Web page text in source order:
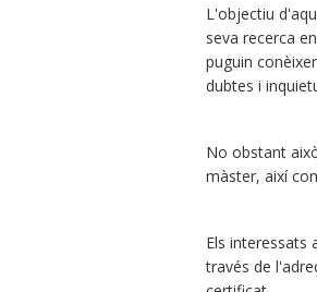
L'objectiu
seva recerca
puguin
dubtes i
No obstant
màster, així
Els interessats
través de